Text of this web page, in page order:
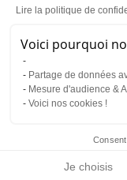
Lire la politique de
Voici pourquoi
Partage de données
Mesure d'audience &
Voici nos cookies !
Je choisis
racistes,
porter atteinte à
illicites.
Ne pas tester
Campagnes
frauduleuses
l'ordre public
préjudice de